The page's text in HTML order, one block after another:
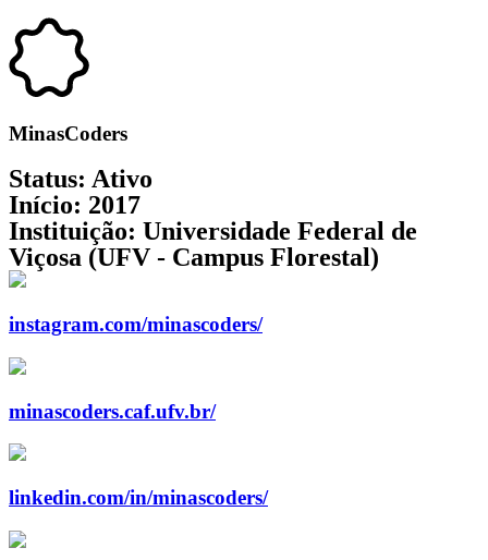
MinasCoders
Status: Ativo
Início: 2017
Instituição: Universidade Federal de
Viçosa (UFV - Campus Florestal)
instagram.com/minascoders/
minascoders.caf.ufv.br/
linkedin.com/in/minascoders/